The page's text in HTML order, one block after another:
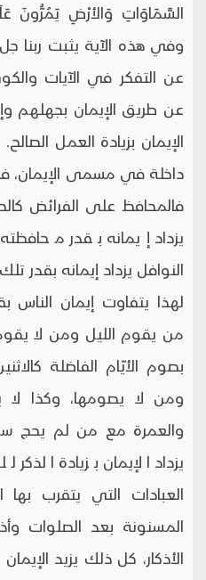
السَّمَاوَاتِ وَالأرْضِ يَمُرُّونَ
وفي هذه الآية يثبت ربنا
عن التفكر في الآيات
عن طريق الإيمان بجهلهم
الإيمان بزيادة العمل
داخلة في مسمى الإيمان،
فالمحافظ على الفرائض
يزداد إيمانه بقدر
النوافل يزداد إيمانه بقدر
لهذا يتفاوت إيمان الناس
من يقوم الليل ومن لا
بصوم الأيّام الفاضلة
ومن لا يصومها، وكذا
والعمرة مع من لم يحج
يزداد الإيمان بزيادة
العبادات التي يتقرب بها
المسنونة بعد الصلوات
الأذكار، كل ذلك يزيد